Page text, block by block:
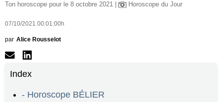
Ton horoscope pour le 8 octobre 2021 | Horoscope du Jour
07/10/2021 00:01:00h
par Alice Rousselot
Index
- Horoscope BÉLIER